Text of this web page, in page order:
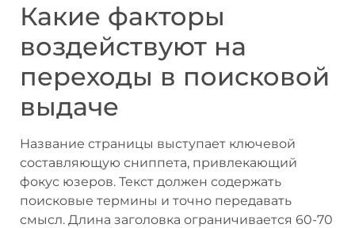
Какие факторы
воздействуют на
переходы в поисковой
выдаче
Название страницы выступает ключевой
составляющую сниппета, привлекающий
фокус юзеров. Текст должен содержать
поисковые термины и точно передавать
смысл. Длина заголовка ограничивается 60-70